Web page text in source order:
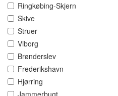
Ringkøbing-Skjern
Skive
Struer
Viborg
Brønderslev
Frederikshavn
Hjørring